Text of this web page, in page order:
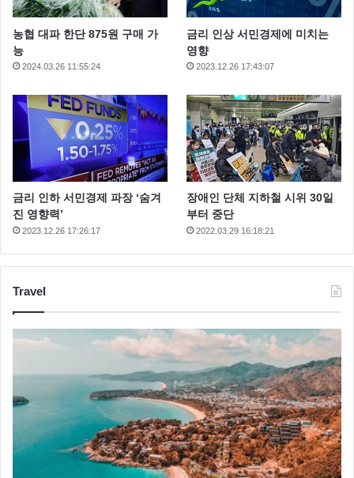
농협 대파 한단 875원 구매 가
능
2024.03.26 11:55:24
금리 인상 서민경제에 미치는
영향
2023.12.26 17:43:07
금리 인하 서민경제 파장 ‘숨겨
진 영향력’
2023.12.26 17:26:17
장애인 단체 지하철 시위 30일
부터 중단
2022.03.29 16:18:21
Travel